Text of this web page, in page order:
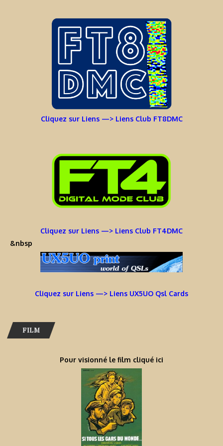
Cliquez sur Liens —> Liens Club FT8DMC
Cliquez sur Liens —> Liens Club FT4DMC
&nbsp
Cliquez sur Liens —> Liens UX5UO Qsl Cards
FILM
Pour visionné le film cliqué ici